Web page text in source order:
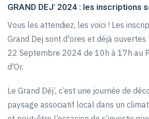
GRAND DEJ' 2024 : les inscriptions
Vous les attendiez, les voici ! Les
Grand Dej sont d'ores et déjà
22 Septembre 2024 de 10h à 17h au
d'Or.
Le Grand Déj’, c’est une journée de
paysage associatif local dans un